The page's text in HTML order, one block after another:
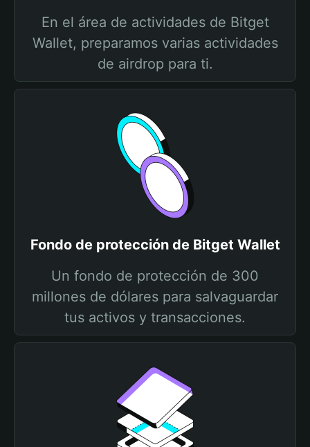
En el área de actividades de Bitget
Wallet, preparamos varias actividades
de airdrop para ti.
Fondo de protección de Bitget Wallet
Un fondo de protección de 300
millones de dólares para salvaguardar
tus activos y transacciones.